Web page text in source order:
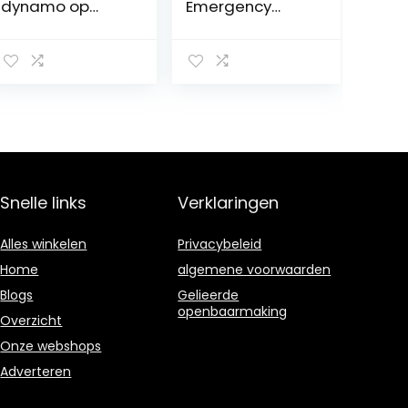
dynamo op
uitzonderlijke
Emergency
Telefoon
SOS Alarm
scherm voor
Camping
Survival
Snelle links
Alles winkelen
Home
Blogs
Overzicht
Onze webshops
Adverteren
Verklaringen
Privacybeleid
algemene voorwaarden
Gelieerde
openbaarmaking